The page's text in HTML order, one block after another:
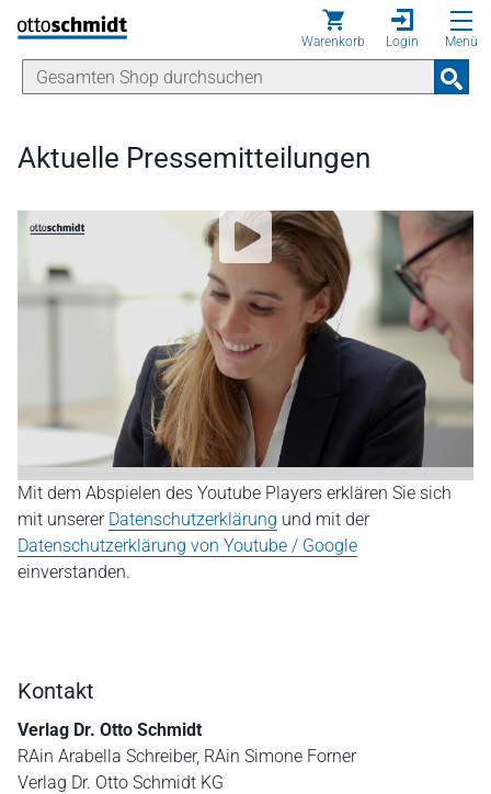
Direkt zum Inhalt
Warenkorb Login Menü
Aktuelle Pressemitteilungen
YouTube Video abspielen
Mit dem Abspielen des Youtube Players erklären Sie sich
mit unserer Datenschutzerklärung und mit der
Datenschutzerklärung von Youtube / Google
einverstanden.
Kontakt
Verlag Dr. Otto Schmidt
RAin Arabella Schreiber, RAin Simone Forner
Verlag Dr. Otto Schmidt KG